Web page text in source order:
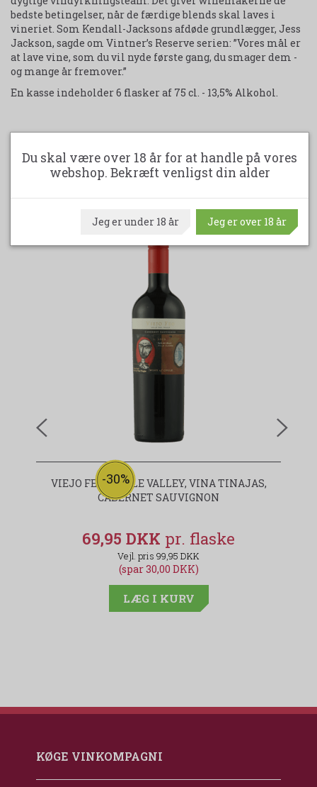
bedste betingelser, når de færdige blends skal laves i
vineriet. Som Kendall-Jacksons afdøde grundlægger, Jess
Jackson, sagde om Vintner’s Reserve serien: ”Vores mål er
at lave vine, som du vil nyde første gang, du smager dem -
og mange år fremover.”
En kasse indeholder 6 flasker af 75 cl. - 13,5% Alkohol.
Udskriv produktark
ANDRE KØBTE OGSÅ
-30%
VIEJO FEO MAULE VALLEY, VINA TINAJAS,
CABERNET SAUVIGNON
69,95 DKK
99,95 DKK
(spar 30,00 DKK)
LÆG I KURV
KØGE VINKOMPAGNI
Du skal være over 18 år for at handle på vores
webshop. Bekræft venligst din alder
Jeg er under 18 år Jeg er over 18 år